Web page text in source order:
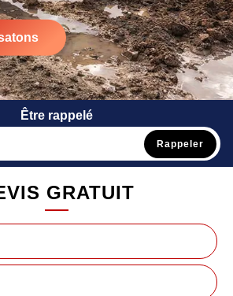
Être rappelé
GRATUIT